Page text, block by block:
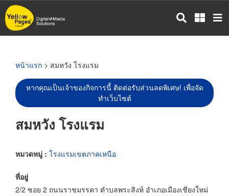
ข้าม
ไป
หน้าแรก > สมหวัง โรงแรม
หากคุณเป็นเจ้าของกิจการนี้ ติดต่อรับส่วนลดพิเศษ! เพื่อจัด
ทำเว็บไซต์
สมหวัง โรงแรม
หมวดหมู่ : โรงแรมเขตภาคเหนือ
ที่อยู่
2/2 ซอย 2 ถนนราชมรรคา ตำบลพระสิงห์ อำเภอเมืองเชียงใหม่